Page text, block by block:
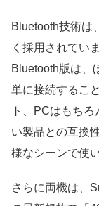
Bluetooth技術は
く採用されてい
Bluetooth版は、
単に接続するこ
ト、PCはもち
い製品との互換
様なシーンで使
さらに両機は、